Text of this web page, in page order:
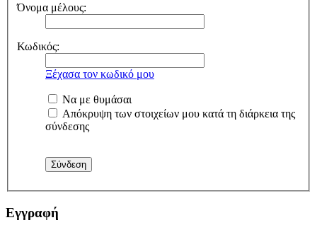
Όνομα μέλους:
Κωδικός:
Ξέχασα τον κωδικό μου
Να με θυμάσαι
Απόκρυψη των στοιχείων μου κατά τη διάρκεια της
σύνδεσης
Εγγραφή